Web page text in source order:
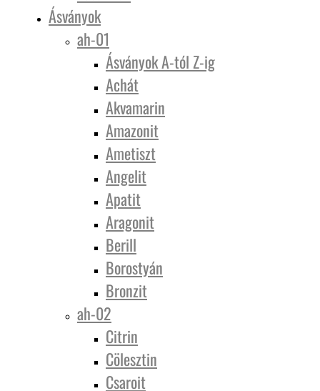
Ásványok
ah-01
Ásványok A-tól Z-ig
Achát
Akvamarin
Amazonit
Ametiszt
Angelit
Apatit
Aragonit
Berill
Borostyán
Bronzit
ah-02
Citrin
Cölesztin
Csaroit